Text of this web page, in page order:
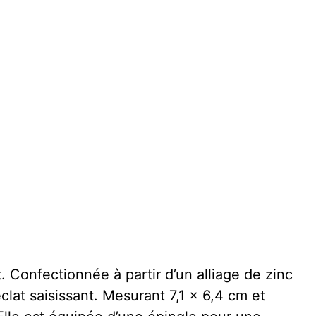
à partir d’un alliage de zinc
saisissant. Mesurant 7,1 x 6,4 cm et